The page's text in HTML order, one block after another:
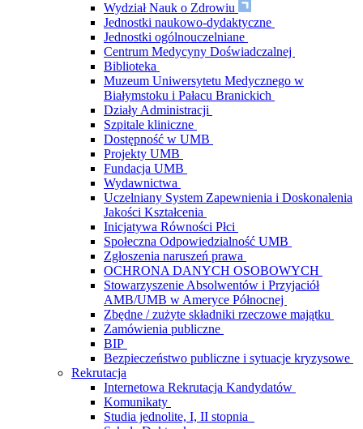
Wydział Nauk o Zdrowiu
Jednostki naukowo-dydaktyczne
Jednostki ogólnouczelniane
Centrum Medycyny Doświadczalnej
Biblioteka
Muzeum Uniwersytetu Medycznego w
Białymstoku i Pałacu Branickich
Działy Administracji
Szpitale kliniczne
Dostępność w UMB
Projekty UMB
Fundacja UMB
Wydawnictwa
Uczelniany System Zapewnienia i Doskonalenia
Jakości Kształcenia
Inicjatywa Równości Płci
Społeczna Odpowiedzialność UMB
Zgłoszenia naruszeń prawa
OCHRONA DANYCH OSOBOWYCH
Stowarzyszenie Absolwentów i Przyjaciół
AMB/UMB w Ameryce Północnej
Zbędne / zużyte składniki rzeczowe majątku
Zamówienia publiczne
BIP
Bezpieczeństwo publiczne i sytuacje kryzysowe
Rekrutacja
Internetowa Rekrutacja Kandydatów
Komunikaty
Studia jednolite, I, II stopnia